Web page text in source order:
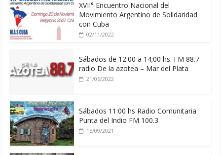
XVII° Encuentro Nacional del
Movimiento Argentino de Solidaridad
con Cuba
02/11/2022
Sábados de 12:00 a 14;00 hs. FM 88.7
radio De la azotea – Mar del Plata
21/06/2022
Sábados 11:00 hs Radio Comunitaria
Punta del Indio FM 100.3
15/09/2021